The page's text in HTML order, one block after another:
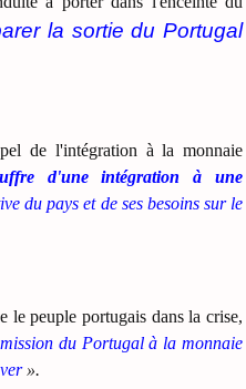
la sortie du Portugal
de l'intégration à la monnaie
d'une intégration à une
du pays et de ses besoins sur le
le peuple portugais dans la crise,
du Portugal à la monnaie
».